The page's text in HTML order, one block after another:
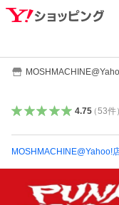
4.75（53件
MOSHMACHINE@Yahoo!